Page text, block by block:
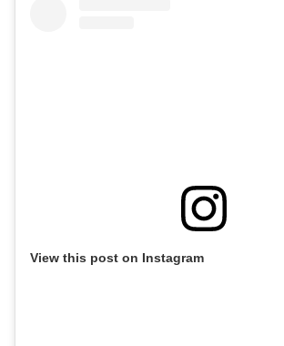
View this post on Instagram